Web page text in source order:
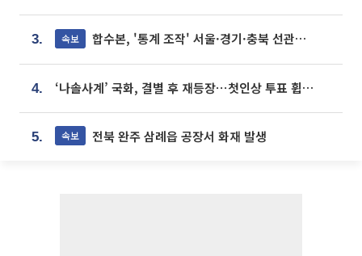
3. 속보 합수본, '통계 조작' 서울·경기·충북 선관위 등 추가 압수수색
4. ‘나솔사계’ 국화, 결별 후 재등장⋯첫인상 투표 휩쓸고 ‘인기녀’ 등극
5. 속보 전북 완주 삼례읍 공장서 화재 발생